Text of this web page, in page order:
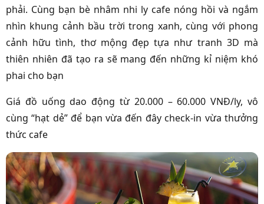
phải. Cùng bạn bè nhâm nhi ly cafe nóng hồi và ngắm
nhìn khung cảnh bầu trời trong xanh, cùng với phong
cảnh hữu tình, thơ mộng đẹp tựa như tranh 3D mà
thiên nhiên đã tạo ra sẽ mang đến những kỉ niệm khó
phai cho bạn
Giá đồ uống dao động từ 20.000 – 60.000 VNĐ/ly, vô
cùng “hạt dẻ” để bạn vừa đến đây check-in vừa thưởng
thức cafe